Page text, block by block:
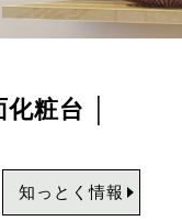
粧台 │
知っとく情報